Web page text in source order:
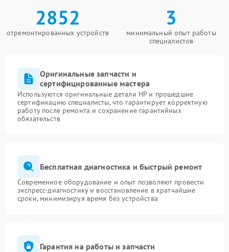
2852
отремонтированных устройств
3
минимальный опыт работы
специалистов
Оригинальные запчасти и
сертифицированные мастера
Используются оригинальные детали HP и прошедшие
сертификацию специалисты, что гарантирует корректную
работу после ремонта и сохранение гарантийных
обязательств
Бесплатная диагностика и быстрый ремонт
Современное оборудование и опыт позволяют провести
экспресс-диагностику и восстановление в кратчайшие
сроки, минимизируя время без устройства
Гарантия на работы и запчасти